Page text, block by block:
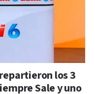
los 3
Sale y uno